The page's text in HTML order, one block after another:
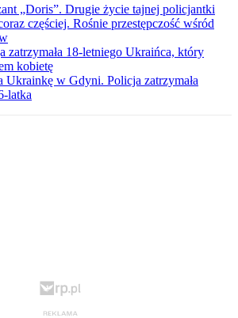
„Doris”. Drugie życie tajnej policjantki
częściej. Rośnie przestępczość wśród
zatrzymała 18-letniego Ukraińca, który
kobietę
Ukrainkę w Gdyni. Policja zatrzymała
latka